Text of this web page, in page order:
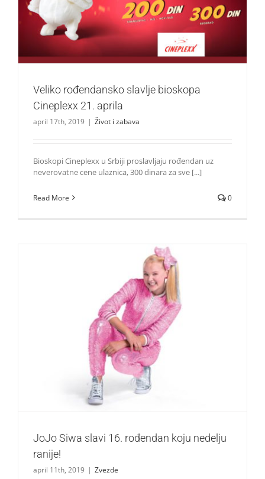
Život i zabava
Veliko rođendansko slavlje bioskopa
Cineplexx 21. aprila
april 17th, 2019 | Život i zabava
Bioskopi Cineplexx u Srbiji proslavljaju rođendan uz
neverovatne cene ulaznica, 300 dinara za sve [...]
Read More 0
JoJo Siwa slavi 16. rođendan koju nedelju ranije!
Zvezde
JoJo Siwa slavi 16. rođendan koju nedelju
ranije!
april 11th, 2019 | Zvezde